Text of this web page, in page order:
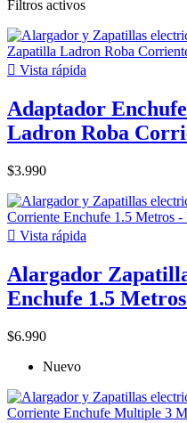
Filtros activos
 Vista rápida
Adaptador
Ladron Roba
$3.990
 Vista rápida
Alargador
Enchufe 1.5
$6.990
Nuevo